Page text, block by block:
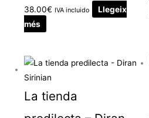
38.00€ IVA incluido
Llegeix
més
La tienda